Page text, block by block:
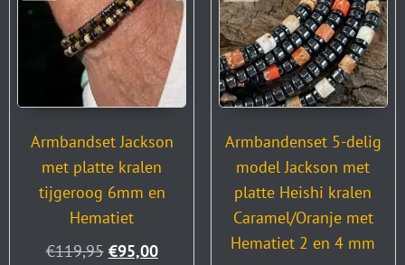
Armbandset Jackson
met platte kralen
tijgeroog 6mm en
Hematiet
€119,95 €95,00
Armbandenset 5-delig
model Jackson met
platte Heishi kralen
Caramel/Oranje met
Hematiet 2 en 4 mm